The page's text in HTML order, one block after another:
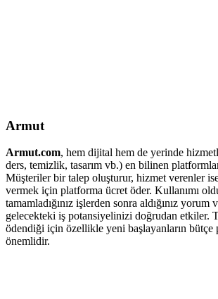
Armut
Armut.com, hem dijital hem de yerinde
ders, temizlik, tasarım vb.) en bilinen
Müşteriler bir talep oluşturur, hizmet verenler
vermek için platforma ücret öder. Kullanımı
tamamladığınız işlerden sonra aldığınız yorum
gelecekteki iş potansiyelinizi doğrudan etkiler.
ödendiği için özellikle yeni başlayanların bütçe
önemlidir.